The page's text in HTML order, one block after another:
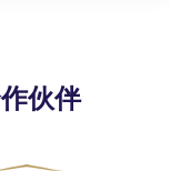
伙伴